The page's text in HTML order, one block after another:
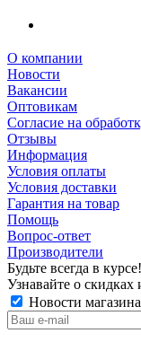
О компании
Новости
Вакансии
Оптовикам
Cогласие на
Отзывы
Информация
Условия оплаты
Условия доставки
Гарантия на товар
Помощь
Вопрос-ответ
Производители
Будьте всегда в курсе!
Узнавайте о
Новости магазина